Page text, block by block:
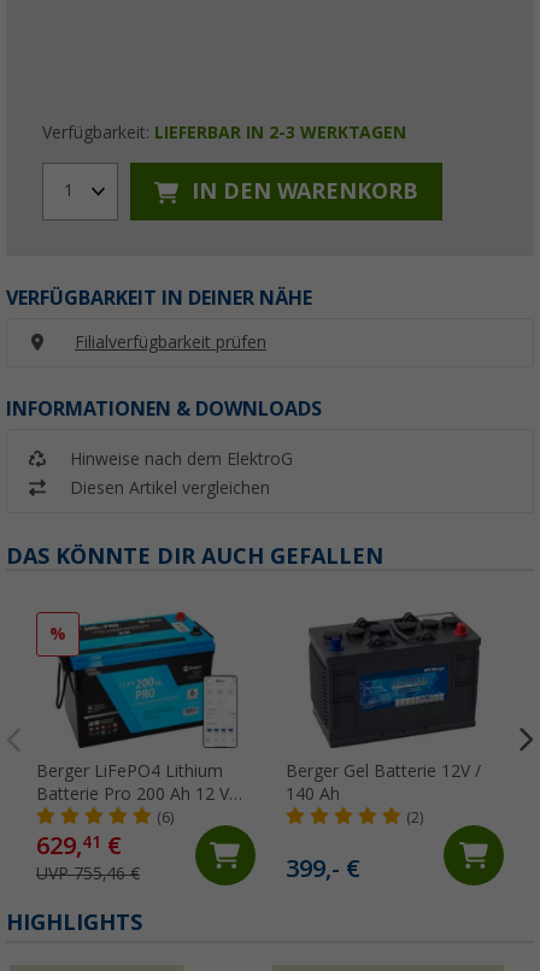
Verfügbarkeit: LIEFERBAR IN 2-3 WERKTAGEN
1 IN DEN WARENKORB
VERFÜGBARKEIT IN DEINER NÄHE
Filialverfügbarkeit prüfen
INFORMATIONEN & DOWNLOADS
Hinweise nach dem ElektroG
Diesen Artikel vergleichen
DAS KÖNNTE DIR AUCH GEFALLEN
%
Berger LiFePO4 Lithium
Batterie Pro 200 Ah 12 V
mit Bluetooth & Heizung
(6)
629,41 €
UVP 755,46 €
Berger Gel Batterie 12V /
140 Ah
(2)
399,- €
HIGHLIGHTS